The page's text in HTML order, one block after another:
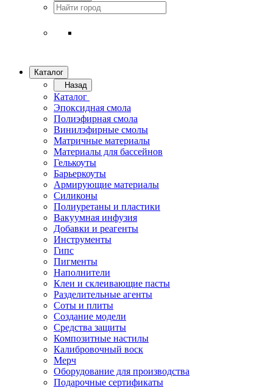
Каталог
Назад
Каталог
Эпоксидная смола
Полиэфирная смола
Винилэфирные смолы
Матричные материалы
Материалы для бассейнов
Гелькоуты
Барьеркоуты
Армирующие материалы
Силиконы
Полиуретаны и пластики
Вакуумная инфузия
Добавки и реагенты
Инструменты
Гипс
Пигменты
Наполнители
Клеи и склеивающие пасты
Разделительные агенты
Соты и плиты
Создание модели
Средства защиты
Композитные настилы
Калибровочный воск
Мерч
Оборудование для производства
Подарочные сертификаты